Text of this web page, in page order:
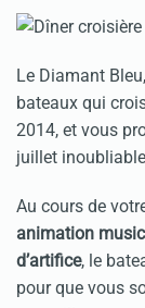
Le Diamant
bateaux qui
2014, et vous
juillet
Au cours de
animation
d’artifice, le
pour que vous